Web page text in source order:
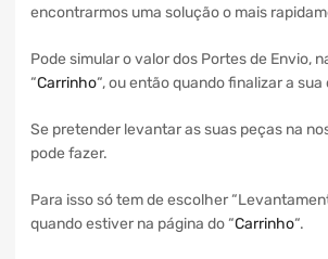
encontrarmos uma solução o mais
Pode simular o valor dos Portes de Envio,
“Carrinho“, ou então quando finalizar a sua
Se pretender levantar as suas peças na
pode fazer.
Para isso só tem de escolher
quando estiver na página do “Carrinho“.